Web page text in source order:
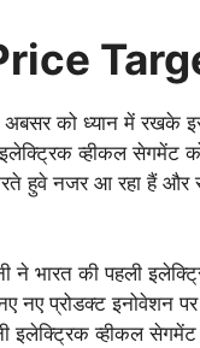
को ध्यान में रखके
व्हीकल सेगमेंट
हुवे नजर आ रहा हैं और
की पहली
प्रोडक्ट इनोवेशन
इलेक्ट्रिक व्हीकल